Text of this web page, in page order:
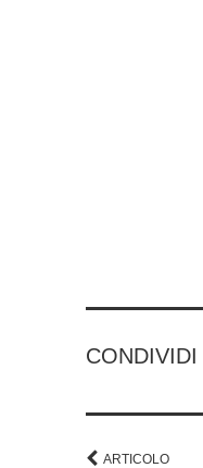
CONDIVIDI
ARTICOLO